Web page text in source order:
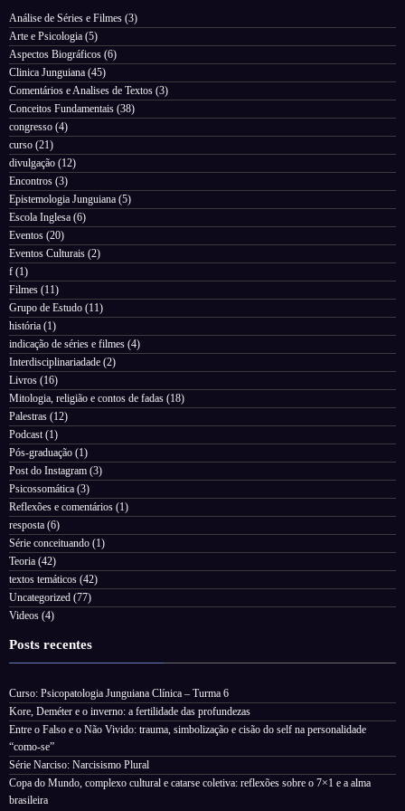
Análise de Séries e Filmes (3)
Arte e Psicologia (5)
Aspectos Biográficos (6)
Clinica Junguiana (45)
Comentários e Analises de Textos (3)
Conceitos Fundamentais (38)
congresso (4)
curso (21)
divulgação (12)
Encontros (3)
Epistemologia Junguiana (5)
Escola Inglesa (6)
Eventos (20)
Eventos Culturais (2)
f (1)
Filmes (11)
Grupo de Estudo (11)
história (1)
indicação de séries e filmes (4)
Interdisciplinariadade (2)
Livros (16)
Mitologia, religião e contos de fadas (18)
Palestras (12)
Podcast (1)
Pós-graduação (1)
Post do Instagram (3)
Psicossomática (3)
Reflexões e comentários (1)
resposta (6)
Série conceituando (1)
Teoria (42)
textos temáticos (42)
Uncategorized (77)
Videos (4)
Posts recentes
Curso: Psicopatologia Junguiana Clínica – Turma 6
Kore, Deméter e o inverno: a fertilidade das profundezas
Entre o Falso e o Não Vivido: trauma, simbolização e cisão do self na personalidade
“como-se”
Série Narciso: Narcisismo Plural
Copa do Mundo, complexo cultural e catarse coletiva: reflexões sobre o 7×1 e a alma
brasileira